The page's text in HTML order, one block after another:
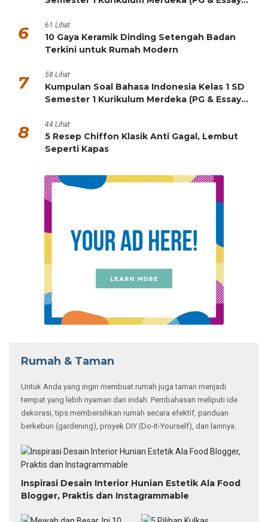
6 61 Lihat
10 Gaya Keramik Dinding Setengah Badan
Terkini untuk Rumah Modern
7 58 Lihat
Kumpulan Soal Bahasa Indonesia Kelas 1 SD
Semester 1 Kurikulum Merdeka (PG & Essay
8 44 Lihat
5 Resep Chiffon Klasik Anti Gagal, Lembut
Seperti Kapas
Rumah & Taman
Untuk Anda yang ingin membuat rumah juga taman menjadi
tempat yang lebih nyaman dan indah. Pembahasan meliputi ide
dekorasi, tips membersihkan rumah secara efektif, panduan
berkebun (gardening), proyek DIY (Do-It-Yourself), dan lainnya.
Inspirasi Desain Interior Hunian Estetik Ala Food
Blogger, Praktis dan Instagrammable